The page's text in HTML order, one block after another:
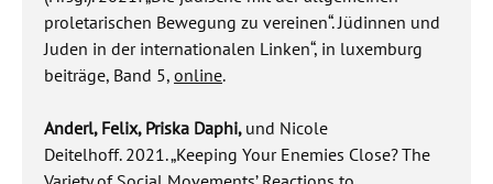
proletarischen Bewegung zu vereinen“. Jüdinnen und
Juden in der internationalen Linken“, in luxemburg
beiträge, Band 5,online.
Anderl, Felix, Priska Daphi,und Nicole
Deitelhoff.2021. „Keeping Your Enemies Close? The